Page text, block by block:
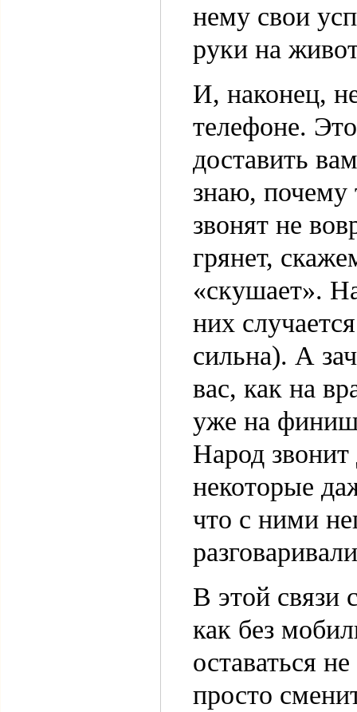
нему свои
руки на
И, наконец,
телефоне.
доставить
знаю, почему
звонят не
грянет,
«скушает».
них
сильна). А
вас, как на
уже на
Народ
некоторые
что с ними
В этой связи
как без
оставаться
просто